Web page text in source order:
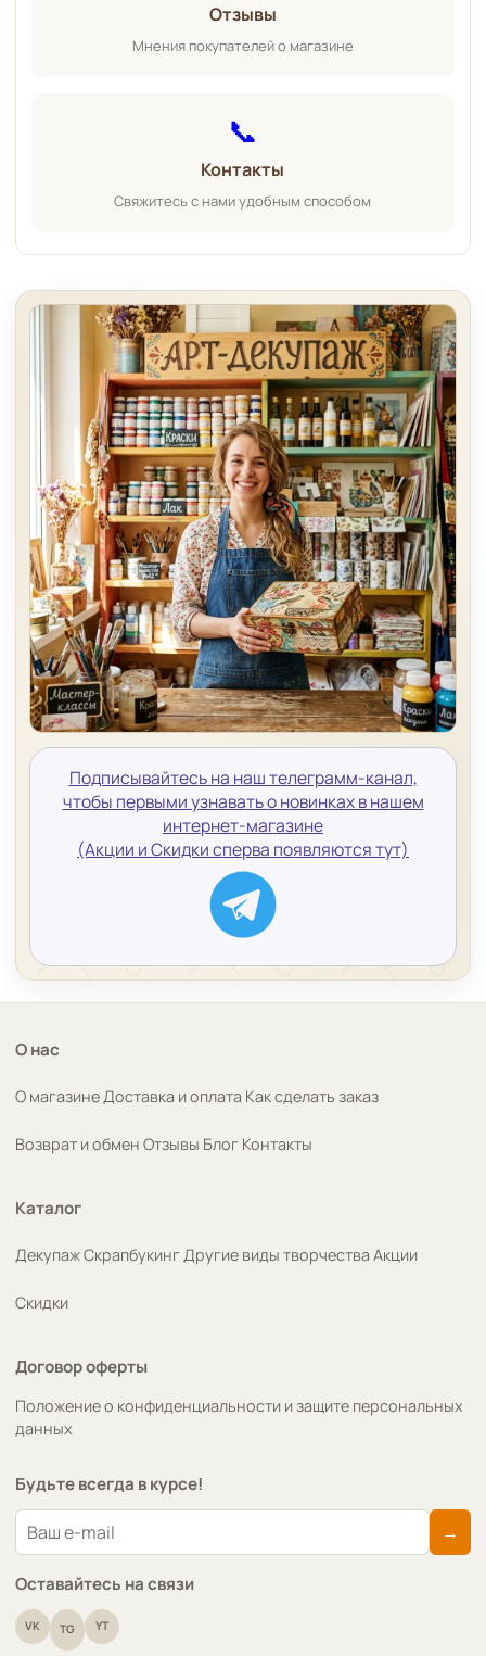
Отзывы
Мнения покупателей о магазине
📞
Контакты
Свяжитесь с нами удобным способом
Подписывайтесь на наш телеграмм-канал,
чтобы первыми узнавать о новинках в нашем
интернет-магазине
(Акции и Скидки сперва появляются тут)
О нас
О магазинеДоставка и оплата Как сделать заказ
Возврат и обмен Отзывы Блог Контакты
Каталог
ДекупажСкрапбукингДругие виды творчества Акции
Скидки
Договор оферты
Положение о конфиденциальности и защите персональных
данных
Будьте всегда в курсе!
→
Оставайтесь на связи
VK TG YT